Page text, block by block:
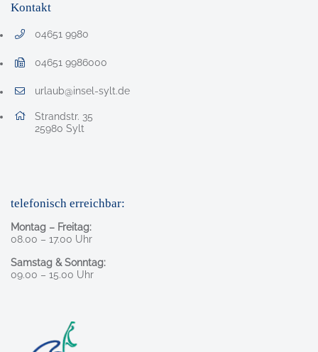
Kontakt
04651 9980
Telefonnummer: 0 4 6 5 1 9 9 8 0
04651 9986000
Faxnummer: 0 4 6 5 1 9 9 8 6 0 0 0
urlaub@insel-sylt.de
E-Mail Adresse: urlaub@insel-sylt.de
Adresse:
Strandstr. 35
25980 , 2 5 9 8 0
Sylt
telefonisch erreichbar:
Montag – Freitag:
08.00 – 17.00 Uhr
Samstag & Sonntag:
09.00 – 15.00 Uhr